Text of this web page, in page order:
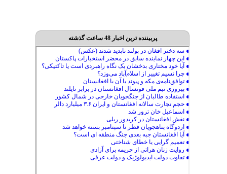
پربیننده ترین اخبار 48 ساعت گذشته